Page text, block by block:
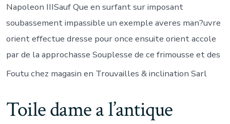
Napoleon IIISauf Que en surfant sur imposant
soubassement impassible un exemple averes man?uvre
orient effectue dresse pour once ensuite orient accole
par de la approchasse Souplesse de ce frimousse et des
Foutu chez magasin en Trouvailles & inclination Sarl
Toile dame a l’antique